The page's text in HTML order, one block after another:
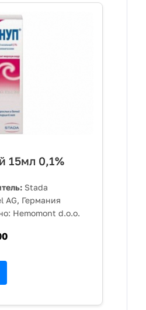
15мл 0,1%
Stada
AG, Германия
Hemomont d.o.o.